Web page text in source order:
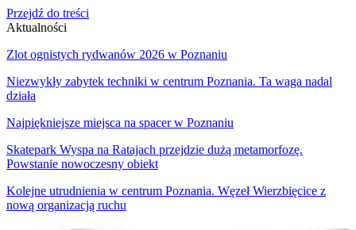
Przejdź do treści
Aktualności
Zlot ognistych rydwanów 2026 w Poznaniu
Niezwykły zabytek techniki w centrum Poznania. Ta waga nadal
działa
Najpiękniejsze miejsca na spacer w Poznaniu
Skatepark Wyspa na Ratajach przejdzie dużą metamorfozę.
Powstanie nowoczesny obiekt
Kolejne utrudnienia w centrum Poznania. Węzeł Wierzbięcice z
nową organizacją ruchu